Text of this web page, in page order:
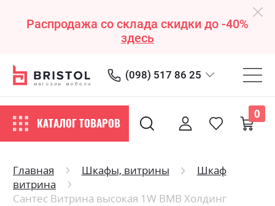
Распродажа со склада скидки до -40%
здесь
(098) 517 86 25
КАТАЛОГ ТОВАРОВ
0
Главная Шкафы, витрины
Шкаф
витрина
Сантес Витрина высокая 1W ВМВ Холдинг